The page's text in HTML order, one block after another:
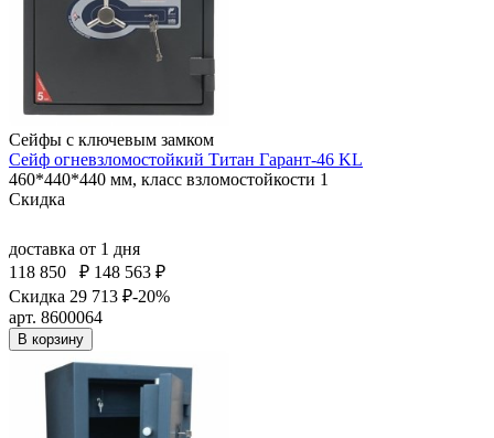
Сейфы с ключевым замком
Сейф огневзломостойкий Титан Гарант-46 KL
460*440*440 мм, класс взломостойкости 1
Скидка
доставка от 1 дня
118 850
₽ 148 563 ₽
Скидка 29 713 ₽-20%
арт. 8600064
В корзину